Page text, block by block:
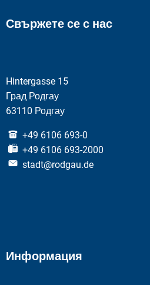
Свържете се с нас
Hintergasse 15
Град Родгау
63110 Родгау
+49 6106 693-0
+49 6106 693-2000
stadt@rodgau.de
Информация